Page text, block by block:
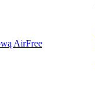
AirFree